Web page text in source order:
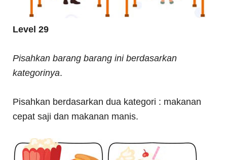
Level 29
Pisahkan barang barang ini berdasarkan
kategorinya.
Pisahkan berdasarkan dua kategori : makanan
cepat saji dan makanan manis.